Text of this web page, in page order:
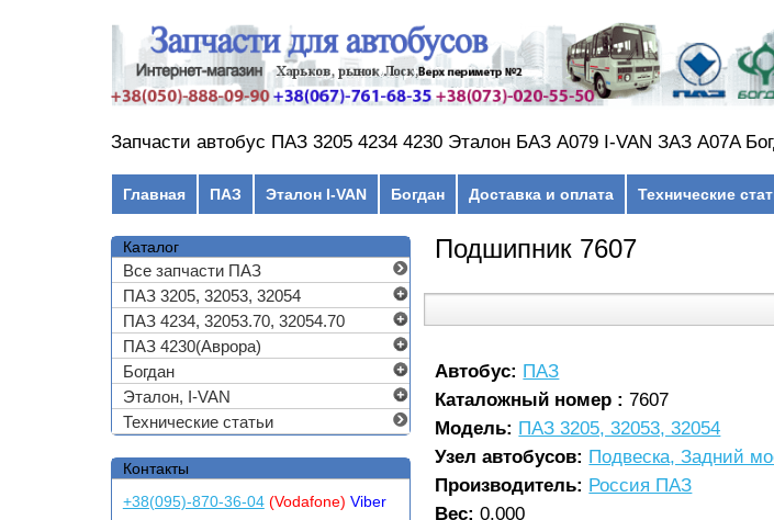
Запчасти автобус ПАЗ 3205 4234 4230 Эталон БАЗ А079 I-VAN ЗАЗ A07A
Главная ПАЗ Эталон I-VAN Богдан Доставка и оплата Технические
Подшипник 7607
Автобус: ПАЗ
Каталожный номер :7607
Модель: ПАЗ 3205, 32053, 32054
Узел автобусов: Подвеска, Задний
Производитель: Россия ПАЗ
Вес:0.000
Каталог
Все запчасти ПАЗ
ПАЗ 3205, 32053, 32054
ПАЗ 4234, 32053.70, 32054.70
ПАЗ 4230(Аврора)
Богдан
Эталон, I-VAN
Технические статьи
Контакты
+38(095)-870-36-04(Vodafone) Viber